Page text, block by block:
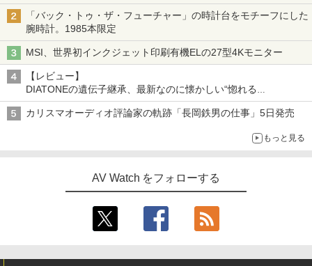
「バック・トゥ・ザ・フューチャー」の時計台をモチーフにした
腕時計。1985本限定
MSI、世界初インクジェット印刷有機ELの27型4Kモニター
【レビュー】
DIATONEの遺伝子継承、最新なのに懐かしい“惚れる
音”Tecnologia e Cuore「DS-TC52B」を聴く
カリスマオーディオ評論家の軌跡「長岡鉄男の仕事」5日発売
もっと見る
AV Watch をフォローする